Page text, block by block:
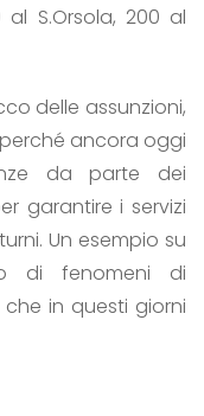
al S.Orsola, 200 al
delle assunzioni,
ancora oggi
da parte dei
garantire i servizi
Un esempio su
di fenomeni di
in questi giorni